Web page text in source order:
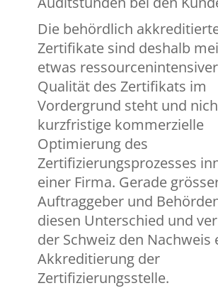
Die behördlich
Zertifikate sind deshalb
etwas
Qualität des Zertifikats im
Vordergrund steht und
kurzfristige kommerzielle
Optimierung des
Zertifizierungsprozesses
einer Firma. Gerade
Auftraggeber und
diesen Unterschied und
der Schweiz den Nachweis
Akkreditierung der
Zertifizierungsstelle.